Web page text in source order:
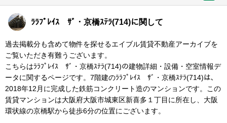
ﾗﾗﾌﾟﾚｲｽ ｻﾞ・京橋ｽﾃﾗ(714)に関して
過去掲載分も含めて物件を探せるエイブル賃貸不動産アーカイブを
ご覧いただき有難うございます。
こちらはﾗﾗﾌﾟﾚｲｽ ｻﾞ・京橋ｽﾃﾗ(714)の建物詳細・設備・空室情報デ
ータに関するページです。7階建のﾗﾗﾌﾟﾚｲｽ ｻﾞ・京橋ｽﾃﾗ(714)は、
2018年12月に完成した鉄筋コンクリート造のマンションです。この
賃貸マンションは大阪府大阪市城東区新喜多１丁目に所在し、大阪
環状線の京橋駅から徒歩6分の位置にございます。